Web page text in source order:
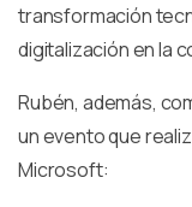
transformación
digitalización en la
Rubén, además,
un evento que
Microsoft: